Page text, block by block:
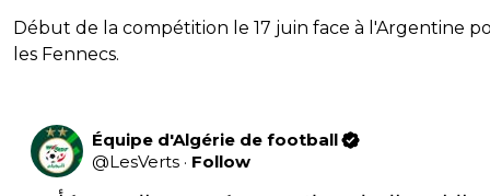
Début de la compétition le 17 juin face à l'Argentine
les Fennecs.
Équipe d'Algérie de football
@LesVerts · Follow